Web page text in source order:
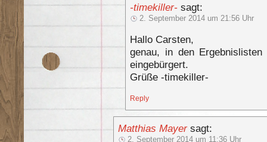
-timekiller- sagt:
2. September 2014 um 21:56 Uhr
Hallo Carsten,
genau, in den
eingebürgert.
Grüße -timekiller-
Reply
Matthias Mayer sagt:
2. September 2014 um 11:36 Uhr